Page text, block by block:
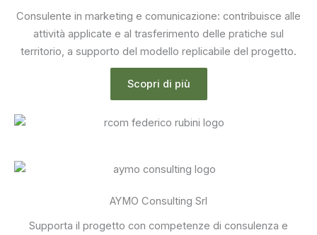
Consulente in marketing e comunicazione: contribuisce alle
attività applicate e al trasferimento delle pratiche sul
territorio, a supporto del modello replicabile del progetto.
Scopri di più
AYMO Consulting Srl
Supporta il progetto con competenze di consulenza e